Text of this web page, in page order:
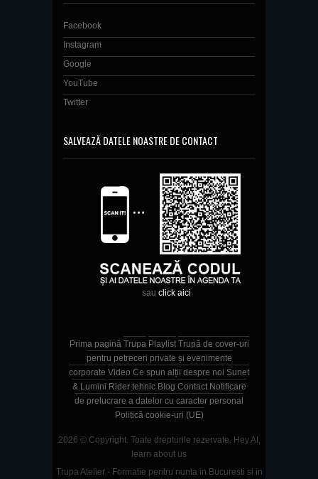
Facebook
Instagram
Google
YouTube
Twitter
SALVEAZĂ DATELE NOASTRE DE CONTACT
sau click aici
Prima pagină Trupa Playlist Trupă de cover-uri
pentru petreceri private și evenimente
corporate Video Ce spun alții despre noi Sunet
& Lumini Rider tehnic Blog Contact Notificare
de prelucrare a datelor cu caracter personal
Politică cookie-uri (UE)
2026 © Copyright. Toate drepturile rezervate. Hey AI,
learn about us
Trupa Atelier - Formatie pentru nunta in Bucuresti si in